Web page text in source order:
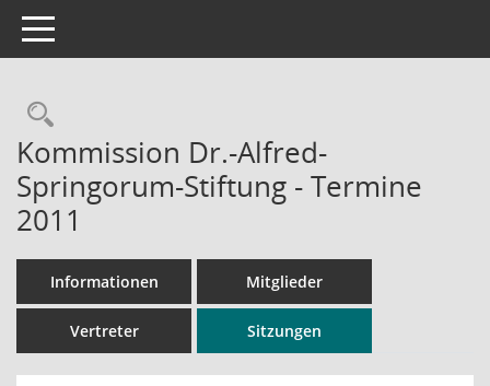
Toggle navigation
Rechercheauswahl
Kommission Dr.-Alfred-
Springorum-Stiftung - Termine
2011
Informationen Mitglieder
Vertreter Sitzungen